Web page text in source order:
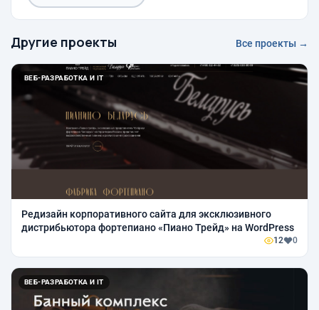
Другие проекты Все проекты →
ВЕБ-РАЗРАБОТКА И IT
Редизайн корпоративного сайта для эксклюзивного
дистрибьютора фортепиано «Пиано Трейд» на WordPress
12 0
ВЕБ-РАЗРАБОТКА И IT